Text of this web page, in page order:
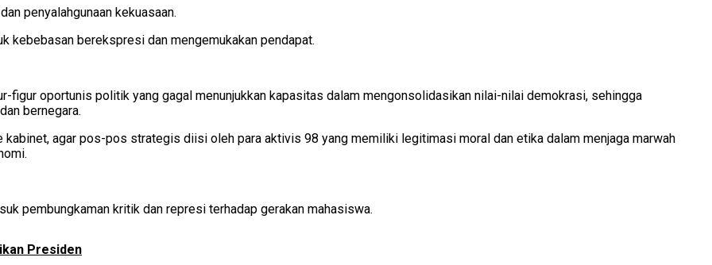
penyalahgunaan kekuasaan.
kebebasan berekspresi dan mengemukakan pendapat.
figur oportunis politik yang gagal menunjukkan kapasitas dalam mengonsolidasikan nilai-nilai demokrasi, sehingga
bernegara.
kabinet, agar pos-pos strategis diisi oleh para aktivis 98 yang memiliki legitimasi moral dan etika dalam menjaga marwah
pembungkaman kritik dan represi terhadap gerakan mahasiswa.
Presiden